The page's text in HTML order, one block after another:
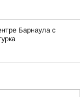
Барнаула с